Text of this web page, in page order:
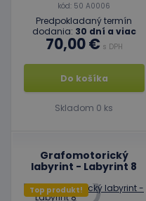
kód: 50 A0006
Predpokladaný termín
dodania: 30 dní a viac
70,00 € s DPH
Do košíka
Skladom 0 ks
Grafomotorický
labyrint - Labyrint 8
Top produkt!